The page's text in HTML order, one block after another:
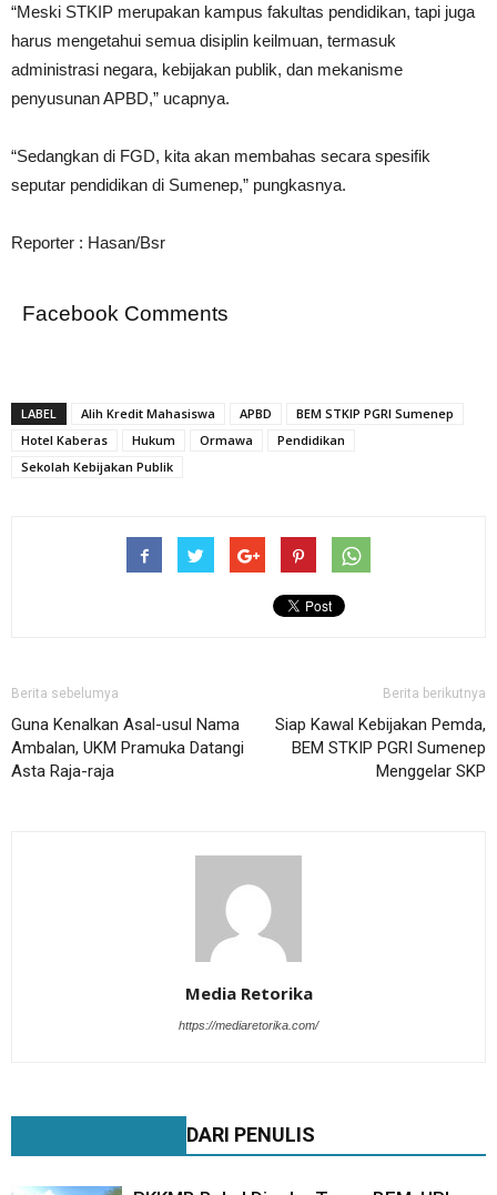
“Meski STKIP merupakan kampus fakultas pendidikan, tapi juga
harus mengetahui semua disiplin keilmuan, termasuk
administrasi negara, kebijakan publik, dan mekanisme
penyusunan APBD,” ucapnya.
“Sedangkan di FGD, kita akan membahas secara spesifik
seputar pendidikan di Sumenep,” pungkasnya.
Reporter : Hasan/Bsr
Facebook Comments
LABEL Alih Kredit Mahasiswa APBD
BEM STKIP PGRI Sumenep
Hotel Kaberas
Hukum Ormawa
Pendidikan
Sekolah Kebijakan Publik
Berita sebelumya
Guna Kenalkan Asal-usul Nama
Ambalan, UKM Pramuka Datangi
Asta Raja-raja
Berita berikutnya
Siap Kawal Kebijakan Pemda,
BEM STKIP PGRI Sumenep
Menggelar SKP
Media Retorika
https://mediaretorika.com/
DARI PENULIS